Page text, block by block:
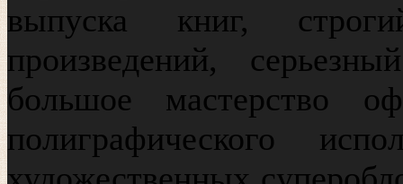
выпуска книг,
произведений,
большое мастерство
полиграфического